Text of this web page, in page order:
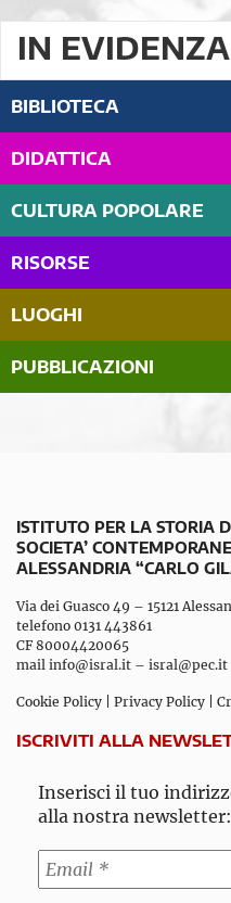
IN EVIDENZA
BIBLIOTECA
DIDATTICA
CULTURA POPOLARE
RISORSE
LUOGHI
PUBBLICAZIONI
ISTITUTO PER LA STORIA
SOCIETA’
ALESSANDRIA “CARLO
Via dei Guasco 49 – 15121
telefono 0131 443861
CF 80004420065
mail info@isral.it – isral@pec.it
Cookie Policy Privacy Policy
ISCRIVITI ALLA
Inserisci il tuo
alla nostra newsletter: